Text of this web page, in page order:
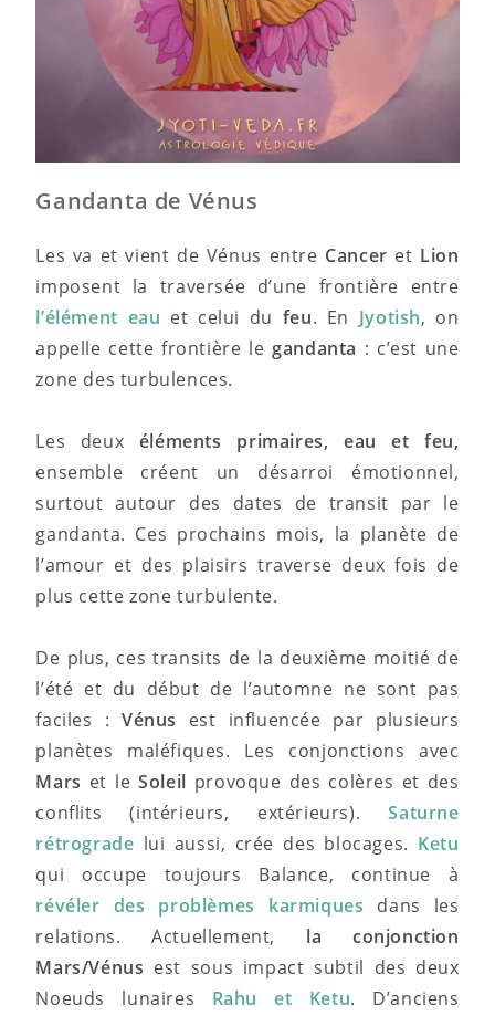
Gandanta de Vénus
Les va et vient de Vénus entre Cancer et Lion
imposent la traversée d’une frontière entre
l’élément eau et celui du feu. En Jyotish, on
appelle cette frontière le gandanta : c’est une
zone des turbulences.
Les deux éléments primaires, eau et feu,
ensemble créent un désarroi émotionnel,
surtout autour des dates de transit par le
gandanta. Ces prochains mois, la planète de
l’amour et des plaisirs traverse deux fois de
plus cette zone turbulente.
De plus, ces transits de la deuxième moitié de
l’été et du début de l’automne ne sont pas
faciles : Vénus est influencée par plusieurs
planètes maléfiques. Les conjonctions avec
Mars et leSoleil provoque des colères et des
conflits (intérieurs, extérieurs).Saturne
rétrograde lui aussi, crée des blocages. Ketu
qui occupe toujours Balance, continue à
révéler des problèmes karmiques
dans les
relations. Actuellement, la conjonction
Mars/Vénus est sous impact subtil des deux
Noeuds lunaires Rahu et Ketu. D’anciens